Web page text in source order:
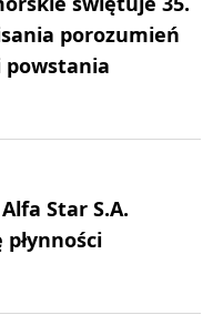
porozumień
powstania
Star S.A.